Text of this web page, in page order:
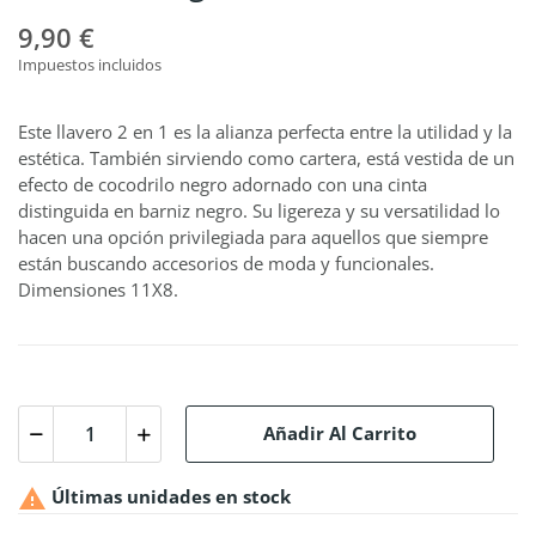
9,90 €
Impuestos incluidos
Este llavero 2 en 1 es la alianza perfecta entre la utilidad y la
estética. También sirviendo como cartera, está vestida de un
efecto de cocodrilo negro adornado con una cinta
distinguida en barniz negro. Su ligereza y su versatilidad lo
hacen una opción privilegiada para aquellos que siempre
están buscando accesorios de moda y funcionales.
Dimensiones 11X8.
Añadir Al Carrito
 Últimas unidades en stock